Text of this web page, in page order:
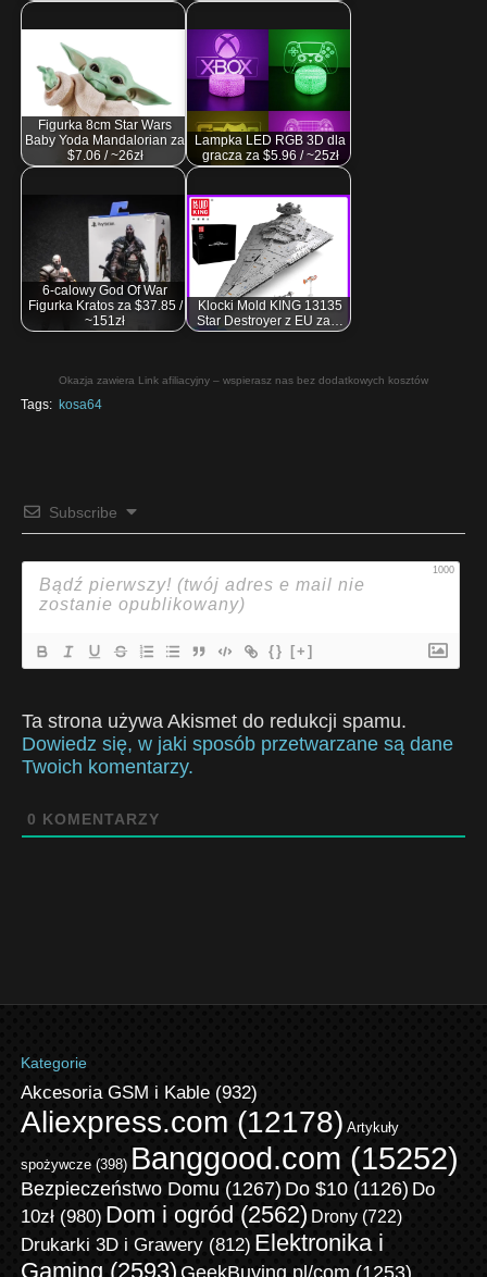
Figurka 8cm Star Wars
Baby Yoda Mandalorian za
$7.06 / ~26zł
Lampka LED RGB 3D dla
gracza za $5.96 / ~25zł
6-calowy God Of War
Figurka Kratos za $37.85 /
~151zł
Klocki Mold KING 13135
Star Destroyer z EU za…
Okazja zawiera Link afiliacyjny – wspierasz nas bez dodatkowych kosztów
Tags: kosa64
Subscribe
1000
{} [+]
Ta strona używa Akismet do redukcji spamu.
Dowiedz się, w jaki sposób przetwarzane są dane
Twoich komentarzy.
0 KOMENTARZY
Kategorie
Akcesoria GSM i Kable(932)
Aliexpress.com (12178) Artykuły
spożywcze(398) Banggood.com (15252)
Bezpieczeństwo Domu (1267) Do $10(1126) Do
10zł(980) Dom i ogród (2562) Drony(722)
Drukarki 3D i Grawery(812) Elektronika i
Gaming (2593) GeekBuying.pl/com (1253)